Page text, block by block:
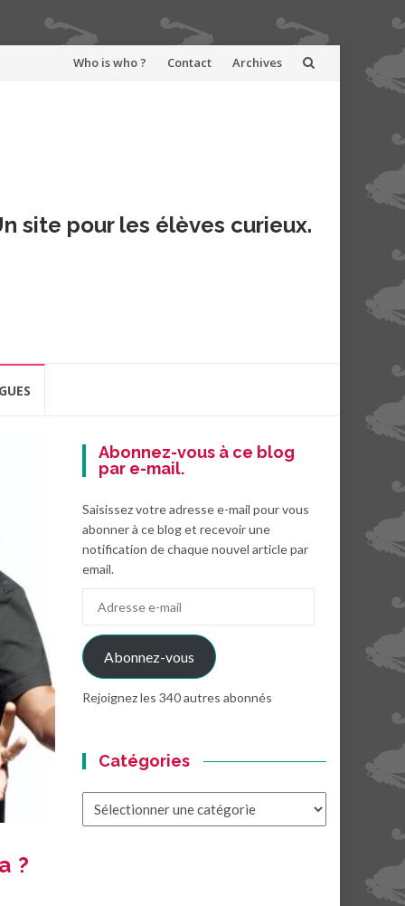
Aller
Who is who ? Contact Archives
site pour les élèves curieux.
?
Abonnez-vous à ce blog
par e-mail.
Saisissez votre adresse e-mail pour vous
abonner à ce blog et recevoir une
notification de chaque nouvel article par
email.
mail
Abonnez-vous
Rejoignez les 340 autres abonnés
Catégories